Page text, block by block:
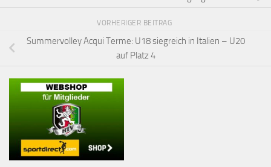
VORHERIGER BEITRAG
Summervolley Acqui Terme: U18 siegreich in Italien – U20
auf Platz 4